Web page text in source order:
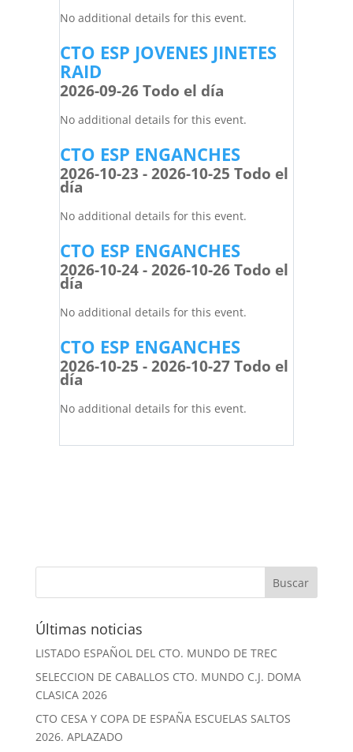
No additional details for this event.
CTO ESP JOVENES JINETES
RAID
2026-09-26 Todo el día
No additional details for this event.
CTO ESP ENGANCHES
2026-10-23 - 2026-10-25 Todo el
día
No additional details for this event.
CTO ESP ENGANCHES
2026-10-24 - 2026-10-26 Todo el
día
No additional details for this event.
CTO ESP ENGANCHES
2026-10-25 - 2026-10-27 Todo el
día
No additional details for this event.
Últimas noticias
LISTADO ESPAÑOL DEL CTO. MUNDO DE TREC
SELECCION DE CABALLOS CTO. MUNDO C.J. DOMA
CLASICA 2026
CTO CESA Y COPA DE ESPAÑA ESCUELAS SALTOS
2026. APLAZADO